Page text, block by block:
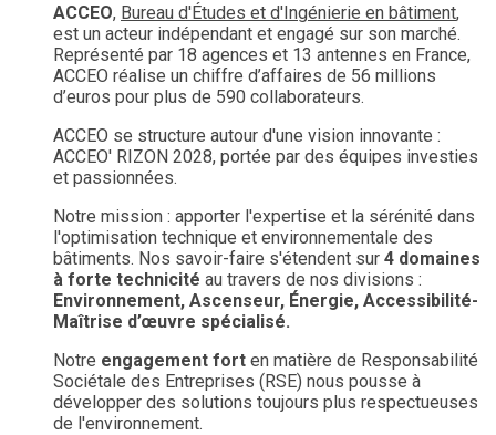
ACCEO, Bureau d'Études et d'Ingénierie en bâtiment,
est un acteur indépendant et engagé sur son marché.
Représenté par 18 agences et 13 antennes en France,
ACCEO réalise un chiffre d’affaires de 56 millions
d’euros pour plus de 590 collaborateurs.
ACCEO se structure autour d'une vision innovante :
ACCEO' RIZON 2028, portée par des équipes investies
et passionnées.
Notre mission : apporter l'expertise et la sérénité dans
l'optimisation technique et environnementale des
bâtiments. Nos savoir-faire s'étendent sur 4 domaines
à forte technicité au travers de nos divisions :
Environnement, Ascenseur, Énergie, Accessibilité-
Maîtrise d’œuvre spécialisé.
Notre engagement fort en matière de Responsabilité
Sociétale des Entreprises (RSE) nous pousse à
développer des solutions toujours plus respectueuses
de l'environnement.